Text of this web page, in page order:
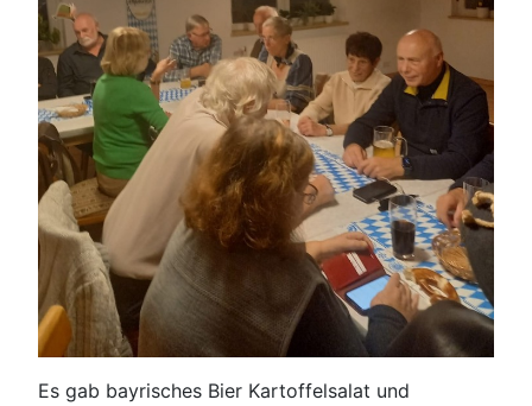
Es gab bayrisches Bier Kartoffelsalat und